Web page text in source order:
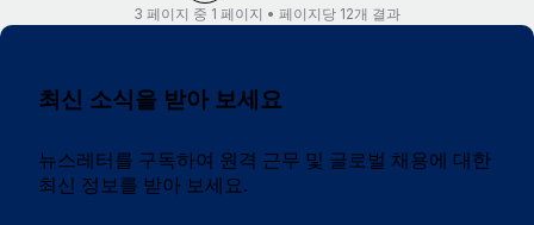
3 페이지 중 1 페이지 • 페이지당 12개 결과
최신 소식을 받아 보세요
뉴스레터를 구독하여 원격 근무 및 글로벌 채용에 대한
최신 정보를 받아 보세요.